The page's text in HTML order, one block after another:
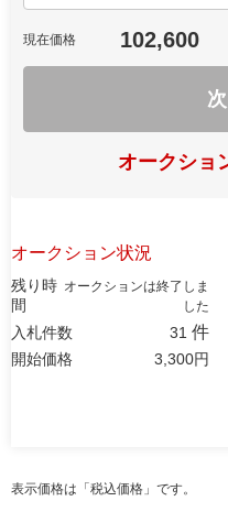
現在価格 102,600
オークショ
オークション状況
残り時
間
オークションは終了しま
した
入札件数 31 件
開始価格 3,300円
表示価格は「税込価格」です。